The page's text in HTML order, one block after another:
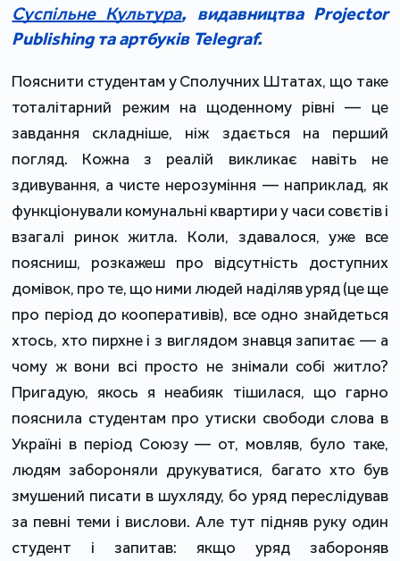
Суспільне Культура, видавництва Projector
Publishing та артбуків Telegraf.
Пояснити студентам у Сполучних Штатах, що таке
тоталітарний режим на щоденному рівні — це
завдання складніше, ніж здається на перший
погляд. Кожна з реалій викликає навіть не
здивування, а чисте нерозуміння — наприклад, як
функціонували комунальні квартири у часи совєтів і
взагалі ринок житла. Коли, здавалося, уже все
поясниш, розкажеш про відсутність доступних
домівок, про те, що ними людей наділяв уряд (це ще
про період до кооперативів), все одно знайдеться
хтось, хто пирхне і з виглядом знавця запитає — а
чому ж вони всі просто не знімали собі житло?
Пригадую, якось я неабияк тішилася, що гарно
пояснила студентам про утиски свободи слова в
Україні в період Союзу — от, мовляв, було таке,
людям забороняли друкуватися, багато хто був
змушений писати в шухляду, бо уряд переслідував
за певні теми і вислови. Але тут підняв руку один
студент і запитав: якщо уряд забороняв